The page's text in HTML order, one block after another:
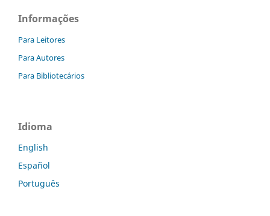
Informações
Para Leitores
Para Autores
Para Bibliotecários
Idioma
English
Español
Português